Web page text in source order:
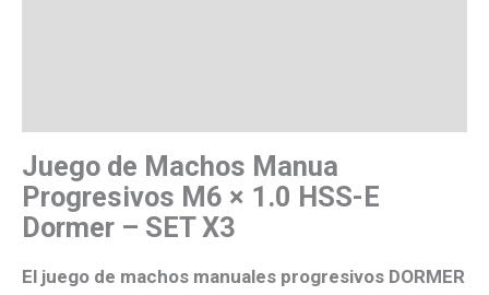
Juego de Machos Manua
Progresivos M6 × 1.0 HSS-E
Dormer – SET X3
El juego de machos manuales progresivos DORMER